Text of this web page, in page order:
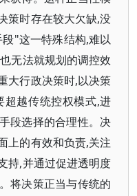
策时存在较大欠缺,没
"这一特殊结构,难以
无法就规划的调控效
大行政决策时,以决策
超越传统控权模式,进
段选择的合理性。决
上的有效和负责,关注
持,并通过促进透明度
将决策正当与传统的